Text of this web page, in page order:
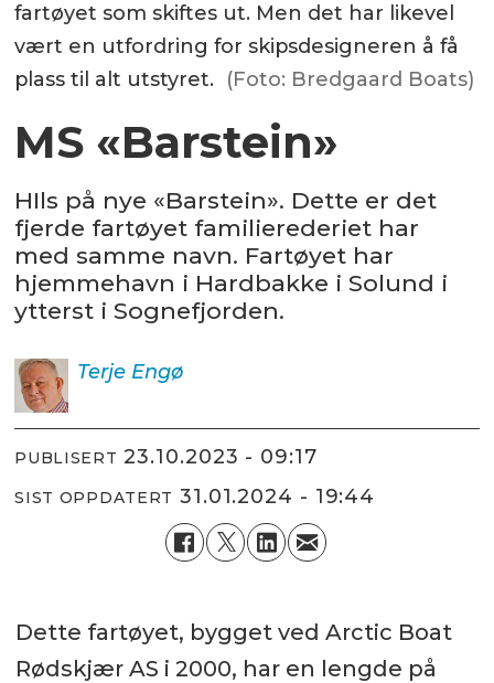
fartøyet som skiftes ut. Men det har likevel
vært en utfordring for skipsdesigneren å få
plass til alt utstyret. (Foto: Bredgaard Boats)
MS «Barstein»
HIls på nye «Barstein». Dette er det
fjerde fartøyet familierederiet har
med samme navn. Fartøyet har
hjemmehavn i Hardbakke i Solund i
ytterst i Sognefjorden.
Terje Engø
PUBLISERT 23.10.2023 - 09:17
SIST OPPDATERT 31.01.2024 - 19:44
Dette fartøyet, bygget ved Arctic Boat
Rødskjær AS i 2000, har en lengde på